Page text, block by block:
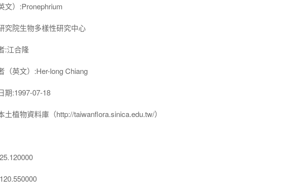
文）:Pronephrium
究院生物多樣性研究中心
:江合隆
（英文）:Her-long Chiang
期:1997-07-18
土植物資料庫（http://taiwanflora.sinica.edu.tw/）